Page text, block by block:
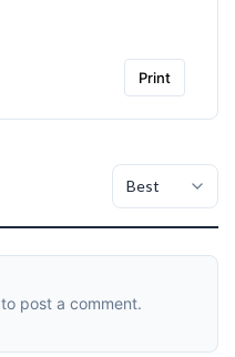
Print
to post a comment.